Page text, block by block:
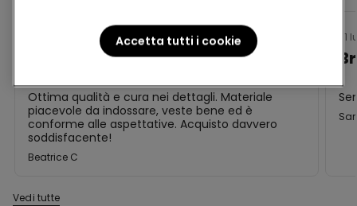
5
Ottima qualità e cura nei
indossare, veste bene ed è
conforme alle aspettative.
Acquisto davvero soddisfacente!
Ottima qualità e cura nei dettagli. Materiale
piacevole da indossare, veste bene ed è
conforme alle aspettative. Acquisto davvero
soddisfacente!
Beatrice C
5
su
5
Vedi tutte
Accetta tutti i cookie